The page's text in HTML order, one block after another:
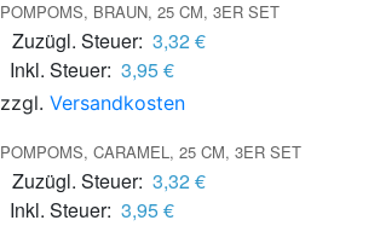
POMPOMS, BRAUN, 25 CM, 3ER SET
Zuzügl. Steuer: 3,32 €
Inkl. Steuer: 3,95 €
zzgl. Versandkosten
POMPOMS, CARAMEL, 25 CM, 3ER SET
Zuzügl. Steuer: 3,32 €
Inkl. Steuer: 3,95 €